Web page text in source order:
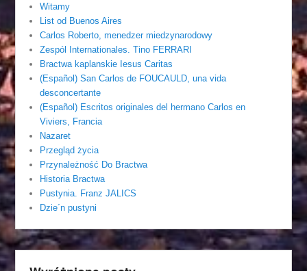
Witamy
List od Buenos Aires
Carlos Roberto, menedzer miedzynarodowy
Zespól Internationales. Tino FERRARI
Bractwa kaplanskie Iesus Caritas
(Español) San Carlos de FOUCAULD, una vida
desconcertante
(Español) Escritos originales del hermano Carlos en
Viviers, Francia
Nazaret
Przegląd życia
Przynależność Do Bractwa
Historia Bractwa
Pustynia. Franz JALICS
Dzie´n pustyni